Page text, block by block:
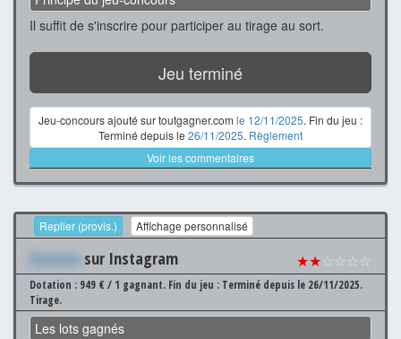
Il suffit de s'inscrire pour participer au tirage au sort.
Jeu terminé
Jeu-concours ajouté sur toutgagner.com le 12/11/2025. Fin du jeu :
Terminé depuis le 26/11/2025. Règlement
Voir les commentaires
Replier (provis.) Affichage personnalisé
Xxxxxxx sur Instagram ★★☆☆☆☆
Dotation : 949 € / 1 gagnant. Fin du jeu : Terminé depuis le 26/11/2025.
Tirage.
Les lots gagnés